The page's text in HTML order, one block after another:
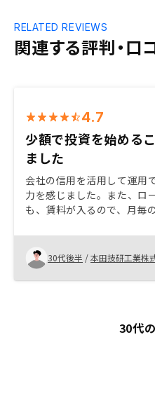
関連する評判・口
RELATED REVIEWS
4.7
少額で投資を始める
ました
会社の信用を活用して運用
力を感じました。また、ロ
も、賃料が入るので、月毎
て投資できます。 空き室
が保証されるサービスを利
これが契約の決め手になり
30代後半 /本田技研工業株
30代